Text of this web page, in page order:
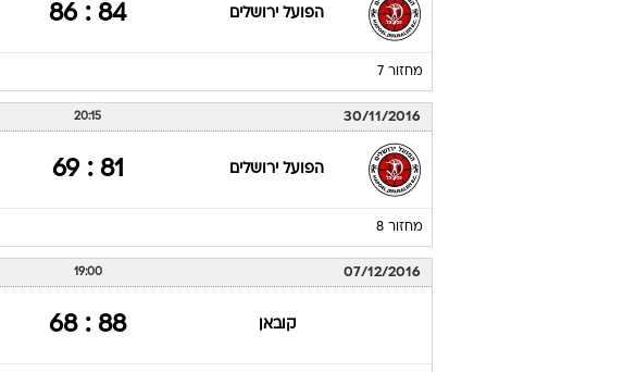
הפועל ירושלים 84 : 86
מחזור 7
30/11/2016
20:15
הפועל ירושלים 81 : 69
מחזור 8
07/12/2016
19:00
קובאן 88 : 68